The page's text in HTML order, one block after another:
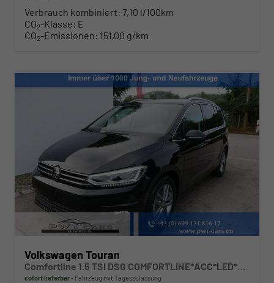
Verbrauch kombiniert: 7,10 l/100km
CO2-Klasse: E
CO2-Emissionen: 151,00 g/km
Volkswagen Touran
Comfortline 1.5 TSI DSG COMFORTLINE*ACC*LED*PDC*KAMERA*NAVI*SHZ* 7-SITZER 17-ZOLL
sofort lieferbar Fahrzeug mit Tageszulassung